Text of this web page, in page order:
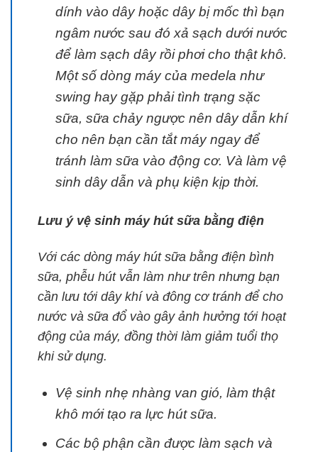
dính vào dây hoặc dây bị mốc thì bạn
ngâm nước sau đó xả sạch dưới nước
để làm sạch dây rồi phơi cho thật khô.
Một số dòng máy của medela như
swing hay gặp phải tình trạng sặc
sữa, sữa chảy ngược nên dây dẫn khí
cho nên bạn cần tắt máy ngay để
tránh làm sữa vào động cơ. Và làm vệ
sinh dây dẫn và phụ kiện kịp thời.
Lưu ý vệ sinh máy hút sữa bằng điện
Với các dòng máy hút sữa bằng điện bình
sữa, phễu hút vẫn làm như trên nhưng bạn
cần lưu tới dây khí và đông cơ tránh để cho
nước và sữa đổ vào gây ảnh hưởng tới hoạt
động của máy, đồng thời làm giảm tuổi thọ
khi sử dụng.
Vệ sinh nhẹ nhàng van gió, làm thật
khô mới tạo ra lực hút sữa.
Các bộ phận cần được làm sạch và